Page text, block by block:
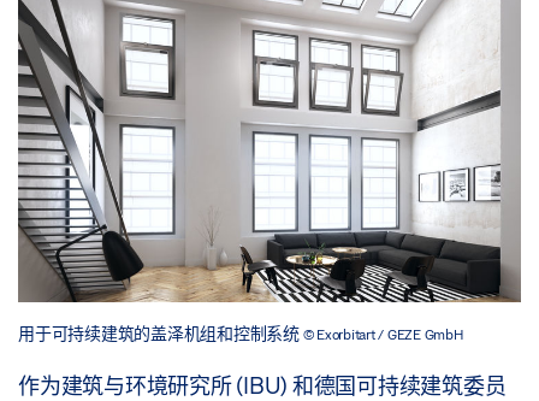
用于可持续建筑的盖泽机组和控制系统 © Exorbitart / GEZE GmbH
作为建筑与环境研究所 (IBU) 和德国可持续建筑委员